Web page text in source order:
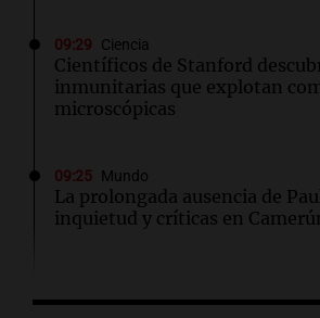
09:29 Ciencia
Científicos de Stanford
inmunitarias que explotan
microscópicas
09:25 Mundo
La prolongada ausencia de
inquietud y críticas en
Schmuck sobre la